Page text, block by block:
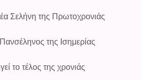
Σελήνη της Πρωτοχρονιάς
της Ισημερίας
το τέλος της χρονιάς